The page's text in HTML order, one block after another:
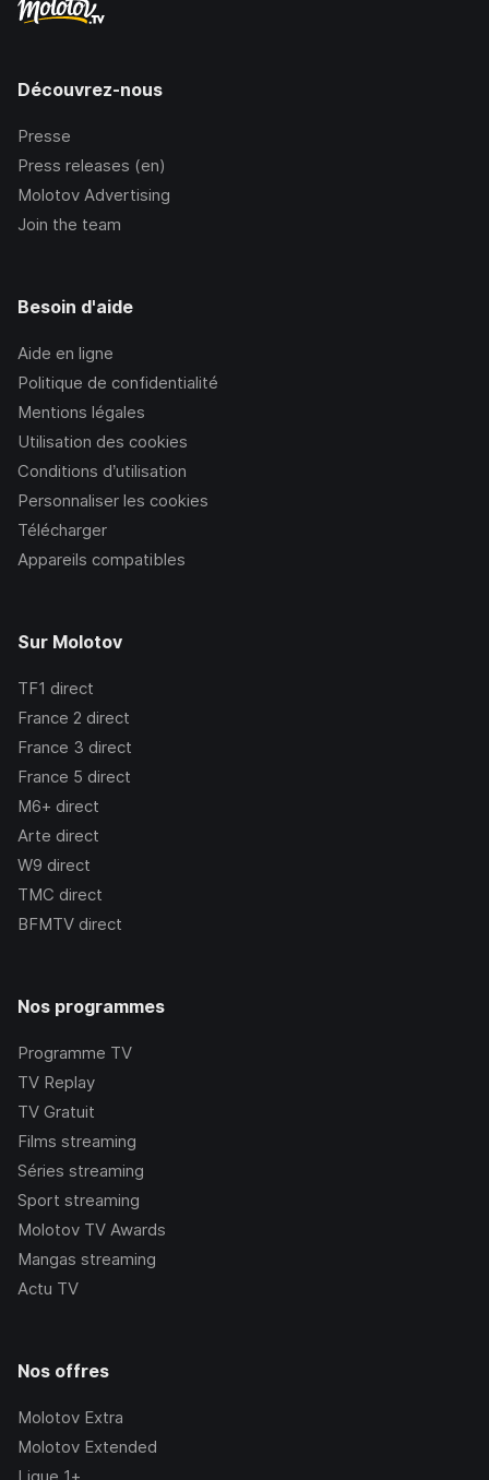
Découvrez-nous
Presse
Press releases (en)
Molotov Advertising
Join the team
Besoin d'aide
Aide en ligne
Politique de confidentialité
Mentions légales
Utilisation des cookies
Conditions d’utilisation
Personnaliser les cookies
Télécharger
Appareils compatibles
Sur Molotov
TF1 direct
France 2 direct
France 3 direct
France 5 direct
M6+ direct
Arte direct
W9 direct
TMC direct
BFMTV direct
Nos programmes
Programme TV
TV Replay
TV Gratuit
Films streaming
Séries streaming
Sport streaming
Molotov TV Awards
Mangas streaming
Actu TV
Nos offres
Molotov Extra
Molotov Extended